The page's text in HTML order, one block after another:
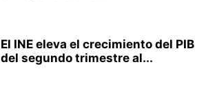
El INE eleva el crecimiento del PIB
del segundo trimestre al...